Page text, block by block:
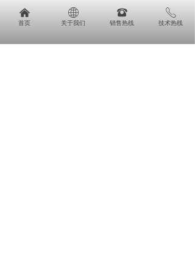
낀
首页
ꄓ
关于我们
뀰
销售热线
ꂅ
技术热线
上一页 下一页